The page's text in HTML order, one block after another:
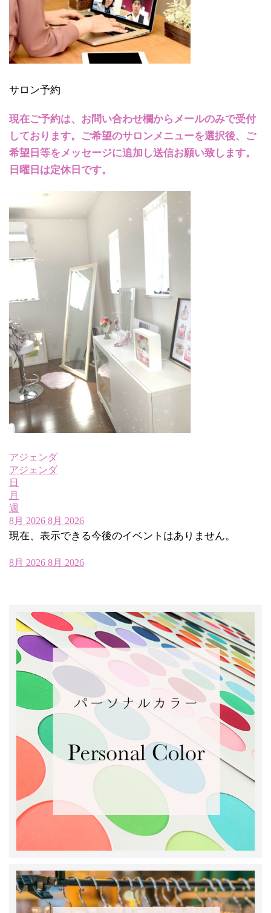
サロン予約
現在ご予約は、お問い合わせ欄からメールのみで受付
しております。ご希望のサロンメニューを選択後、ご
希望日等をメッセージに追加し送信お願い致します。
日曜日は定休日です。
アジェンダ
アジェンダ
日
月
週
8月 2026 8月 2026
現在、表示できる今後のイベントはありません。
8月 2026 8月 2026